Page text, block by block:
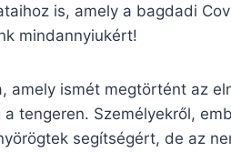
is, amely a bagdadi
mindannyiukért!
amely ismét megtörtént az
tengeren. Személyekről,
segítségért, de az